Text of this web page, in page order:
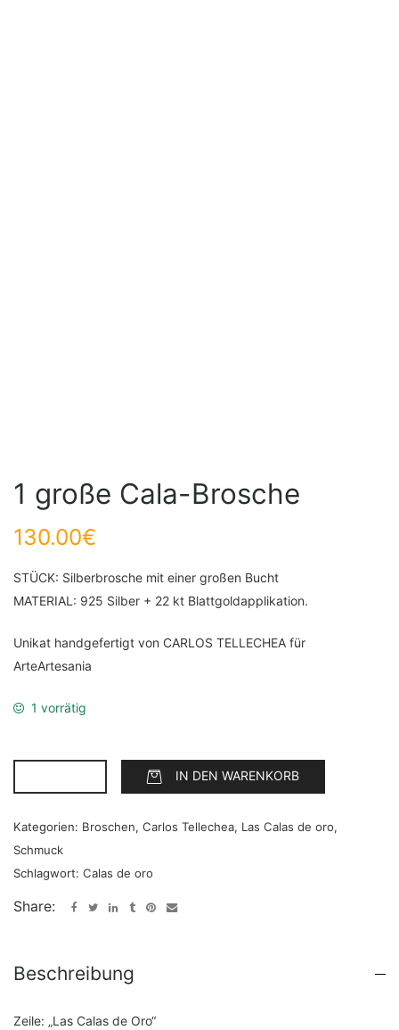
1 große Cala-Brosche
130.00€
STÜCK: Silberbrosche mit einer großen Bucht
MATERIAL: 925 Silber + 22 kt Blattgoldapplikation.
Unikat handgefertigt von CARLOS TELLECHEA für
ArteArtesania
1 vorrätig
IN DEN WARENKORB
Kategorien: Broschen, Carlos Tellechea, Las Calas de oro,
Schmuck
Schlagwort: Calas de oro
Share:
Beschreibung
Zeile: „Las Calas de Oro“